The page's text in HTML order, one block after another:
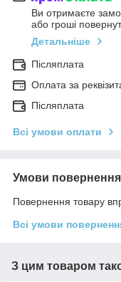
Ви отримаєте
або гроші
Детальніше
Післяплата
Оплата за
Післяплата
Всі умови оплати
Умови повернення
Повернення товару
Всі умови
З цим товаром